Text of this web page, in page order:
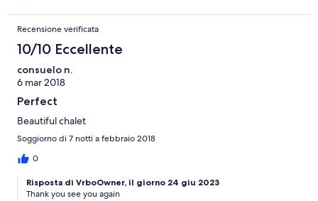
Recensione verificata
10/10 Eccellente
consuelo n.
6 mar 2018
Perfect
Beautiful chalet
Soggiorno di 7 notti a febbraio 2018
0
Risposta di VrboOwner, il giorno 24 giu 2023
Thank you see you again